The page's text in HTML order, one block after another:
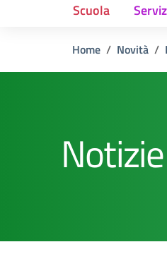
Scuola
Home Novità
Notizie